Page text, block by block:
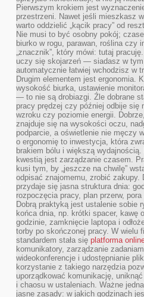
Pierwszym krokiem jest
przestrzeni. Nawet jeśli mieszkasz
warto oddzielić „kącik pracy” od
Nie musi to być osobny pokój;
biurko w rogu, parawan, roślina czy
„znacznik”, który mówi: tutaj
uczy się skojarzeń — siadasz w
automatycznie łatwiej wchodzisz w
Drugim elementem jest ergonomia.
wysokość biurka, ustawienie
— to nie są drobiazgi. Źle dobrane
pracy prędzej czy później odbije się
wzroku czy poziomie energii.
znajduje się na wysokości oczu,
podparcie, a oświetlenie nie męczy
o ergonomię to inwestycja, która
brakiem bólu i większą wydajnością.
kwestią jest zarządzanie czasem.
kusi tym, by „jeszcze na chwilę”
odpisać znajomemu, zrobić zakupy.
przydaje się jasna struktura dnia:
rozpoczęcia pracy, plan przerw,
Dobrą praktyką jest ustalenie sobie
końca dnia, np. krótki spacer, kawę
godzinie, zamknięcie laptopa i
torby po skończonej pracy. W wielu
standardem stała się platforma
komunikatory, zarządzanie
wideokonferencje i udostępnianie
korzystanie z takiego narzędzia
uporządkować komunikację,
i chaosu w ustaleniach. Ważne
jasne zasady: w jakich godzinach